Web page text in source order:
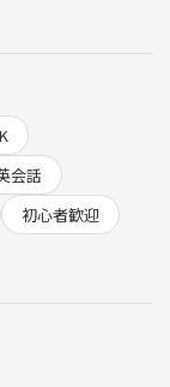
まります
を変えませんか✨
練習に最適です。
好評です。ちなみ
会話
初心者歓迎